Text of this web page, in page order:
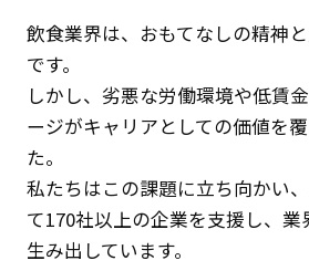
飲食業界は、おもてなしの精神
です。
しかし、劣悪な労働環境や低賃
ージがキャリアとしての価値を
た。
私たちはこの課題に立ち向かい
て170社以上の企業を支援し、業
生み出しています。